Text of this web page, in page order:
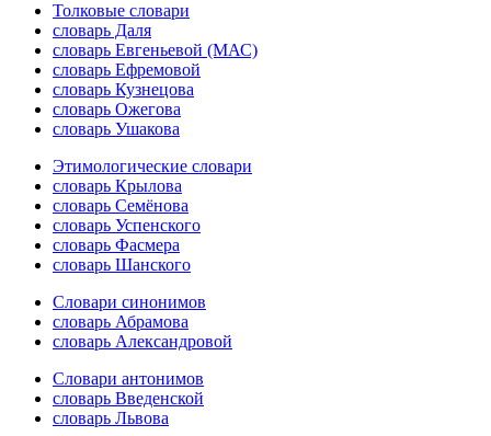
Толковые словари
словарь Даля
словарь Евгеньевой (МАС)
словарь Ефремовой
словарь Кузнецова
словарь Ожегова
словарь Ушакова
Этимологические словари
словарь Крылова
словарь Семёнова
словарь Успенского
словарь Фасмера
словарь Шанского
Словари синонимов
словарь Абрамова
словарь Александровой
Словари антонимов
словарь Введенской
словарь Львова